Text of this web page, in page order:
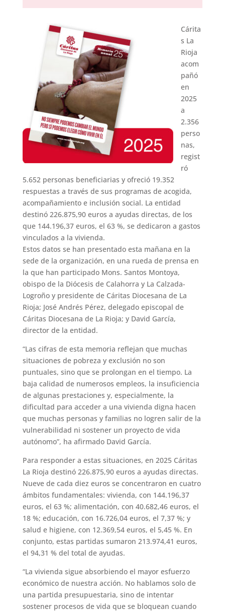
Cárita
s La
Rioja
acom
pañó
en
2025
a
2.356
perso
nas,
regist
ró
5.652 personas beneficiarias y ofreció 19.352
respuestas a través de sus programas de acogida,
acompañamiento e inclusión social. La entidad
destinó 226.875,90 euros a ayudas directas, de los
que 144.196,37 euros, el 63 %, se dedicaron a gastos
vinculados a la vivienda.
Estos datos se han presentado esta mañana en la
sede de la organización, en una rueda de prensa en
la que han participado Mons. Santos Montoya,
obispo de la Diócesis de Calahorra y La Calzada-
Logroño y presidente de Cáritas Diocesana de La
Rioja; José Andrés Pérez, delegado episcopal de
Cáritas Diocesana de La Rioja; y David García,
director de la entidad.
“Las cifras de esta memoria reflejan que muchas
situaciones de pobreza y exclusión no son
puntuales, sino que se prolongan en el tiempo. La
baja calidad de numerosos empleos, la insuficiencia
de algunas prestaciones y, especialmente, la
dificultad para acceder a una vivienda digna hacen
que muchas personas y familias no logren salir de la
vulnerabilidad ni sostener un proyecto de vida
autónomo”, ha afirmado David García.
Para responder a estas situaciones, en 2025 Cáritas
La Rioja destinó 226.875,90 euros a ayudas directas.
Nueve de cada diez euros se concentraron en cuatro
ámbitos fundamentales: vivienda, con 144.196,37
euros, el 63 %; alimentación, con 40.682,46 euros, el
18 %; educación, con 16.726,04 euros, el 7,37 %; y
salud e higiene, con 12.369,54 euros, el 5,45 %. En
conjunto, estas partidas sumaron 213.974,41 euros,
el 94,31 % del total de ayudas.
“La vivienda sigue absorbiendo el mayor esfuerzo
económico de nuestra acción. No hablamos solo de
una partida presupuestaria, sino de intentar
sostener procesos de vida que se bloquean cuando